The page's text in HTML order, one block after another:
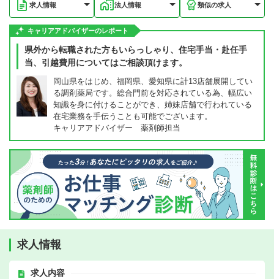
求人情報 法人情報 類似の求人
キャリアアドバイザーのレポート
県外から転職された方もいらっしゃり、住宅手当・赴任手
当、引越費用についてはご相談頂けます。
岡山県をはじめ、福岡県、愛知県に計13店舗展開してい
る調剤薬局です。総合門前を対応されている為、幅広い
知識を身に付けることができ、姉妹店舗で行われている
在宅業務を手伝うことも可能でございます。
キャリアアドバイザー 薬剤師担当
求人情報
求人内容